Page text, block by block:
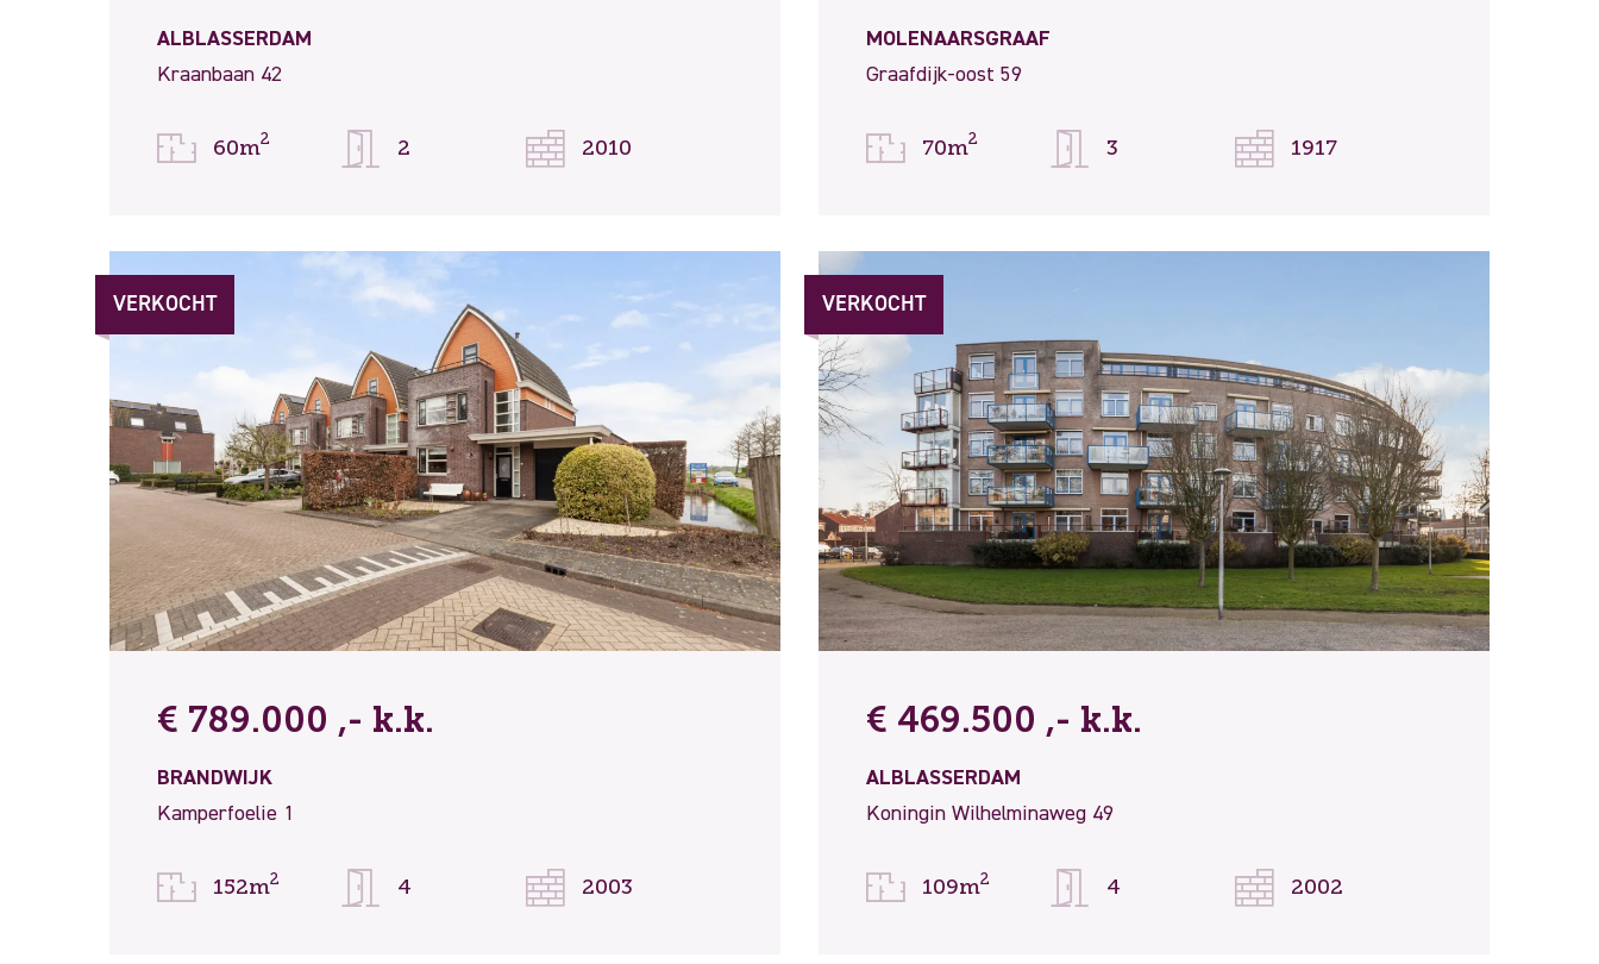
ALBLASSERDAM
Kraanbaan 42
60m2 2 2010
MOLENAARSGRAAF
Graafdijk-oost 59
70m2 3 1917
VERKOCHT
€ 789.000 ,- k.k.
BRANDWIJK
Kamperfoelie 1
152m2 4 2003
VERKOCHT
€ 469.500 ,- k.k.
ALBLASSERDAM
Koningin Wilhelminaweg 49
109m2 4 2002